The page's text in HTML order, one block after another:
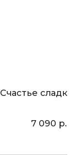
Счастье
7 090 р.